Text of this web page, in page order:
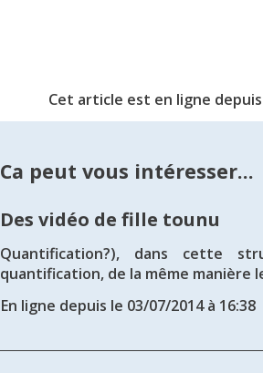
Cet article est en ligne depuis
Ca peut vous intéresser...
Des vidéo de fille tounu
Quantification?), dans cette
quantification, de la même manière
En ligne depuis le 03/07/2014 à 16:38